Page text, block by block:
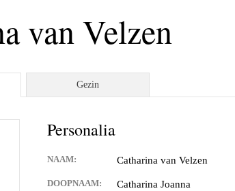
van Velzen
Gezin
Personalia
NAAM: Catharina van Velzen
DOOPNAAM: Catharina Joanna